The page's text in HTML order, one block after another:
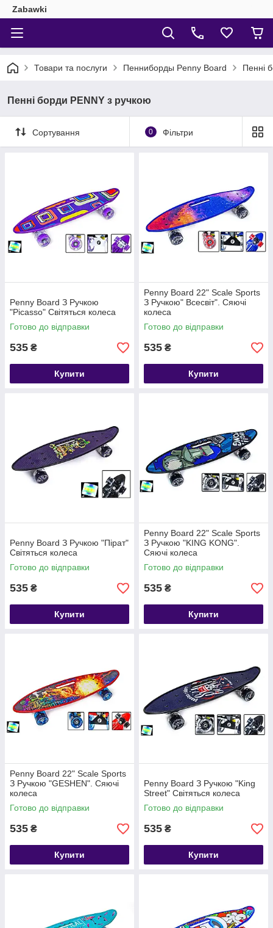
Zabawki
Товари та послуги Пенниборды Penny Board Пенні
Пенні борди PENNY з ручкою
Сортування 0 Фільтри
Penny Board З Ручкою
"Picasso" Світяться колеса
Готово до відправки
535 ₴
Купити
Penny Board 22" Scale Sports
З Ручкою" Всесвіт". Сяючі
колеса
Готово до відправки
535 ₴
Купити
Penny Board З Ручкою "Пірат"
Світяться колеса
Готово до відправки
535 ₴
Купити
Penny Board 22" Scale Sports
З Ручкою "KING KONG".
Сяючі колеса
Готово до відправки
535 ₴
Купити
Penny Board 22" Scale Sports
З Ручкою "GESHEN". Сяючі
колеса
Готово до відправки
535 ₴
Купити
Penny Board З Ручкою "King
Street" Світяться колеса
Готово до відправки
535 ₴
Купити